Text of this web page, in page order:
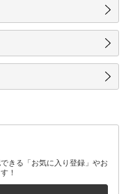
きる「お気に入り登録」やお
！